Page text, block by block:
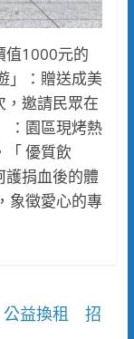
值1000元的
」：贈送成美
，邀請民眾在
：園區現烤熱
「 優質飲
護捐血後的體
象徵愛心的專
公益換租 招